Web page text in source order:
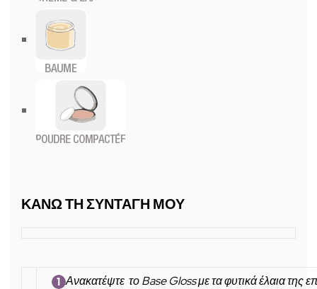
ΚΑΝΩ ΤΗ ΣΥΝΤΑΓΗ ΜΟΥ
Ανακατέψτε το Base Gloss με τα φυτικά έλαια της